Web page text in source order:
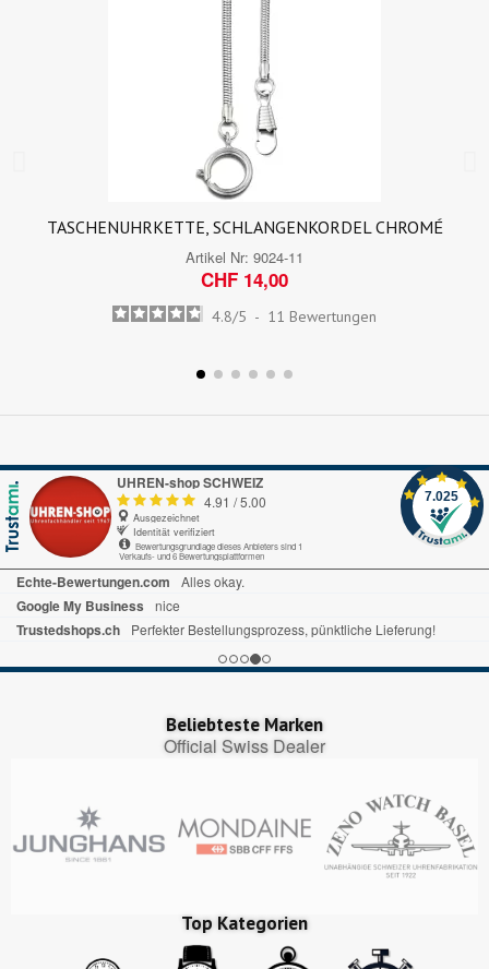
TASCHENUHRKETTE, SCHLANGENKORDEL CHROMÉ
Artikel Nr: 9024-11
CHF 14,00
4.8/5 - 11 Bewertungen
UHREN-shop SCHWEIZ
4.91 /5.00
Ausgezeichnet
Identität verifiziert
Bewertungsgrundlage dieses Anbieters sind 1
Verkaufs- und 6 Bewertungsplattformen
7.025
Echte-Bewertungen.com Alles okay.
Google My Business nice
Trustedshops.ch Perfekter Bestellungsprozess, pünktliche Lieferung!
Beliebteste Marken
Official Swiss Dealer
Top Kategorien